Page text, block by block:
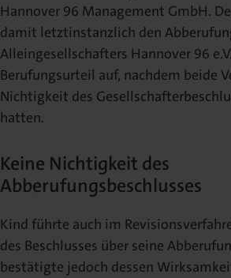
Nomos für Sie vor Ort
NomosEvents
Online und Live
Die digitale Bibliothek
Aktuelle Prospekte zum Download
Häufige Fragen
Hannover 96 Management GmbH.
damit letztinstanzlich den
Alleingesellschafters Hannover 96 e.V.
Berufungsurteil auf, nachdem beide
Nichtigkeit des
hatten.
Keine Nichtigkeit des
Abberufungsbeschlusses
Kind führte auch im
des Beschlusses über seine
bestätigte jedoch dessen